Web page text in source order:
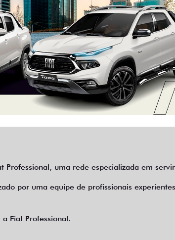
uma rede especializada em
por uma equipe de profissionais
Fiat Professional.